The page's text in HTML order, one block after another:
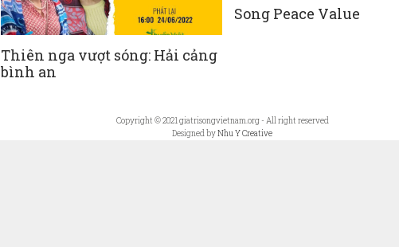
Thiên nga vượt sóng: Hải cảng
bình an
Song Peace Value
Copyright © 2021 giatrisongvietnam.org - All right reserved
Designed byNhu Y Creative